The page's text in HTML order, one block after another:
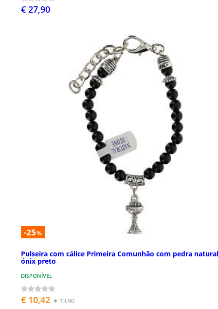
€ 27,90
-25%
Pulseira com cálice Primeira Comunhão com pedra natural
ónix preto
DISPONÍVEL
€ 10,42 € 13,90